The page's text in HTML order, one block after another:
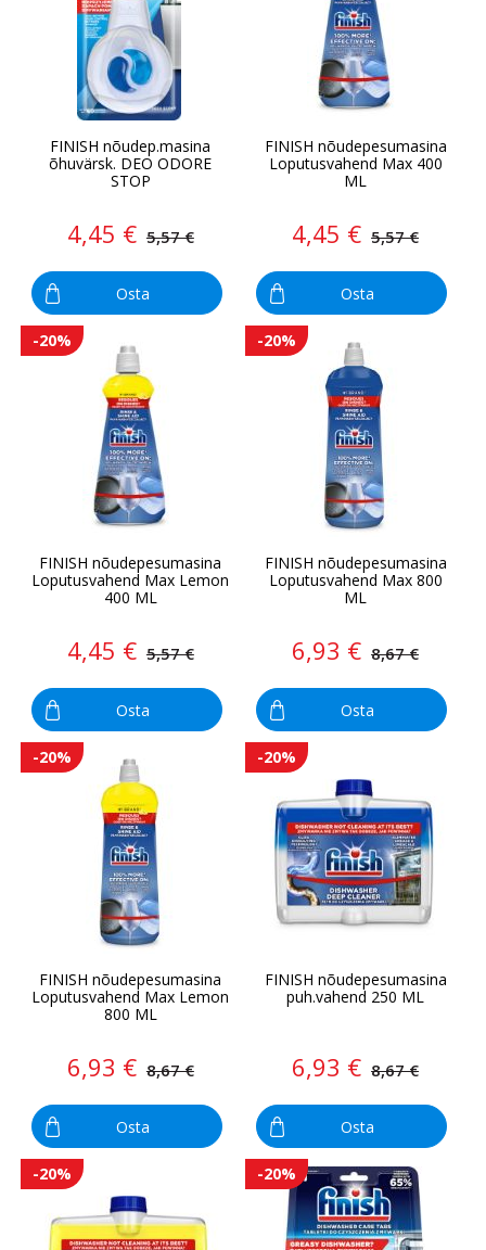
FINISH nõudep.masina
õhuvärsk. DEO ODORE
STOP
4,45 € 5,57 €
Osta
FINISH nõudepesumasina
Loputusvahend Max 400
ML
4,45 € 5,57 €
Osta
-20%
FINISH nõudepesumasina
Loputusvahend Max Lemon
400 ML
4,45 € 5,57 €
Osta
-20%
FINISH nõudepesumasina
Loputusvahend Max 800
ML
6,93 € 8,67 €
Osta
-20%
FINISH nõudepesumasina
Loputusvahend Max Lemon
800 ML
6,93 € 8,67 €
Osta
-20%
FINISH nõudepesumasina
puh.vahend 250 ML
6,93 € 8,67 €
Osta
-20% -20%